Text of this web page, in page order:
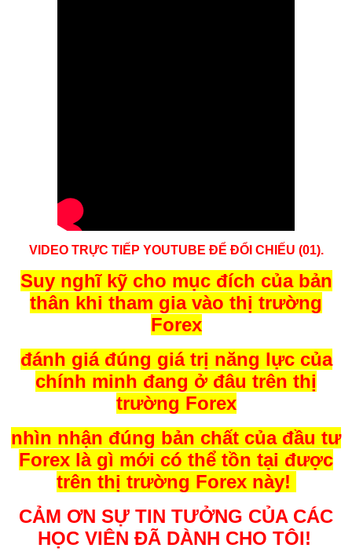
VIDEO TRỰC TIẾP YOUTUBE ĐỂ ĐỔI CHIẾU (01).
Suy nghĩ kỹ cho mục đích của bản
thân khi tham gia vào thị trường
Forex
đánh giá đúng giá trị năng lực của
chính minh đang ở đâu trên thị
trường Forex
nhìn nhận đúng bản chất của đầu tư
Forex là gì mới có thể tồn tại được
trên thị trường Forex này!
CẢM ƠN SỰ TIN TƯỞNG CỦA CÁC
HỌC VIÊN ĐÃ DÀNH CHO TÔI!